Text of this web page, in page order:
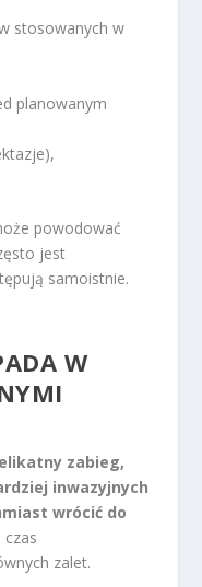
stosowanych w
planowanym
powodować
jest
samoistnie.
W
zabieg,
inwazyjnych
wrócić do
czas
zalet.